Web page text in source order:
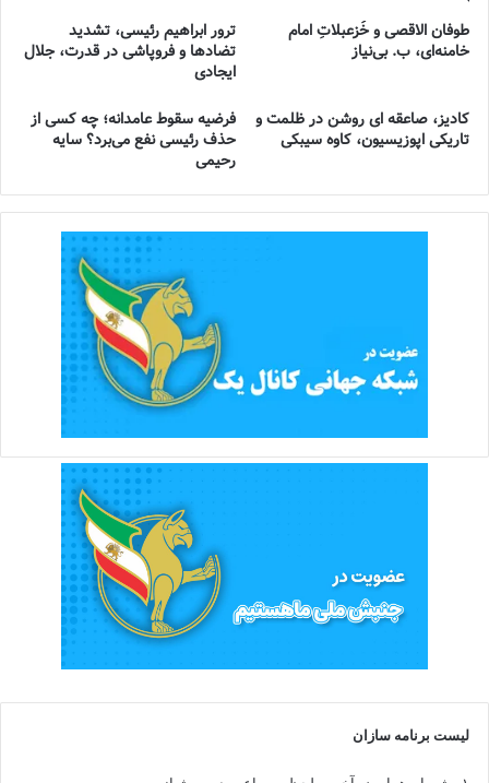
طوفان الاقصی و خُزعبلاتِ امام
خامنه‌ای، ب. بی‌نیاز
ترور ابراهیم رئیسی، تشدید
تضادها و فروپاشی در قدرت، جلال
ایجادی
کادیز، صاعقه ای روشن در ظلمت و
تاریکی اپوزیسیون، کاوه سیبکی
فرضیه سقوط عامدانه؛ چه کسی از
حذف رئیسی نفع می‌برد؟ سایه
رحیمی
لیست برنامه سازان